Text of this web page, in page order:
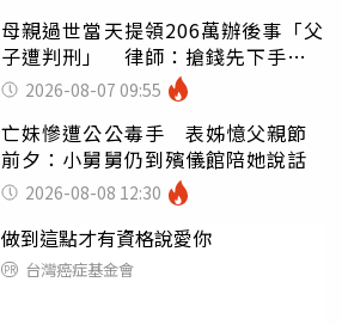
母親過世當天提領206萬辦後事「父
子遭判刑」 律師：搶錢先下手是
罪 2026-08-07 09:55
亡妹慘遭公公毒手 表姊憶父親節
前夕：小舅舅仍到殯儀館陪她說話
2026-08-08 12:30
做到這點才有資格說愛你
台灣癌症基金會